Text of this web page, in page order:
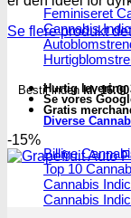
Feminiseret
Cannabis
Diverse
Billige
Top 10
Cannabis
Cannabis
antal
Se flere produkt
Bestil indenkl. 16.00
Hurtig
Se vores
Gratis
-15%